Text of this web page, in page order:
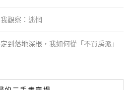
觀察：迷惘
到落地深根，我如何從「不買房派」